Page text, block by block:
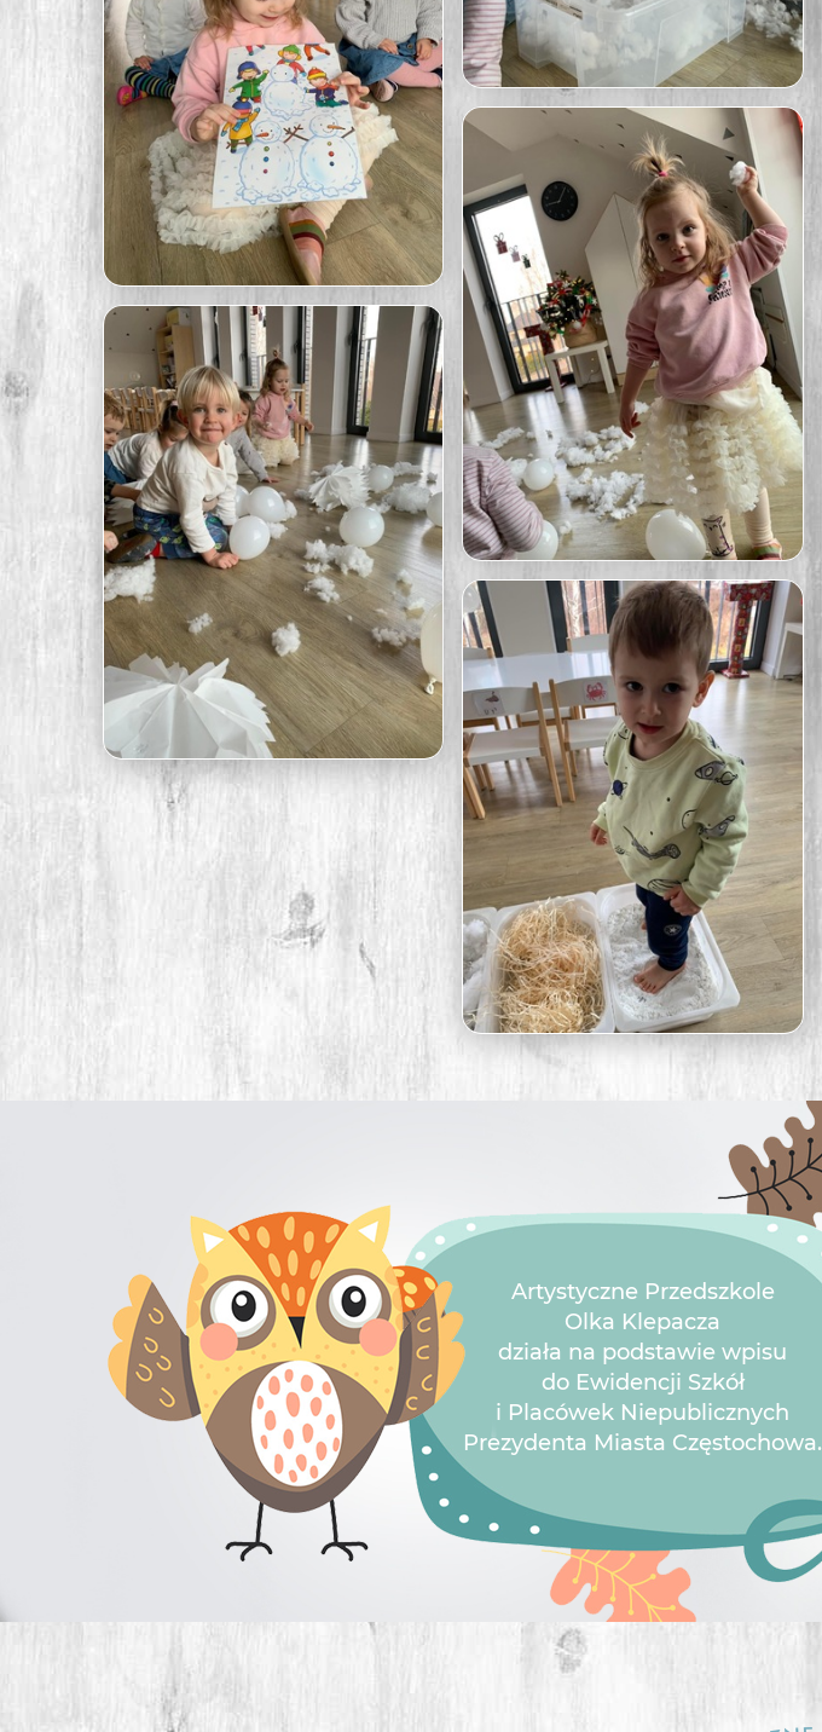
Artystyczne Przedszkole
Olka Klepacza
działa na podstawie wpisu
do Ewidencji Szkół
i Placówek Niepublicznych
Prezydenta Miasta Częstochowa.